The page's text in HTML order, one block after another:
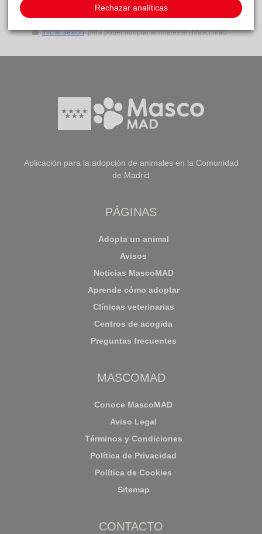
IR A LISTA DE ANIMALES
Iniciar sesión para poder adoptar animales en MascoMad*
Aplicación para la adopción de animales en la Comunidad
de Madrid
PÁGINAS
Adopta un animal
Avisos
Noticias MascoMAD
Aprende cómo adoptar
Clínicas veterinarias
Centros de acogida
Preguntas frecuentes
MASCOMAD
Conoce MascoMAD
Aviso Legal
Términos y Condiciones
Política de Privacidad
Política de Cookies
Sitemap
CONTACTO
Rechazar analíticas